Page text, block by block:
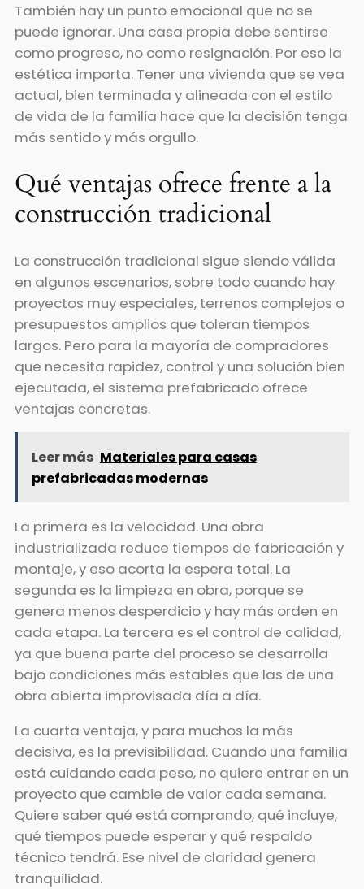
También hay un punto emocional que no se
puede ignorar. Una casa propia debe sentirse
como progreso, no como resignación. Por eso la
estética importa. Tener una vivienda que se vea
actual, bien terminada y alineada con el estilo
de vida de la familia hace que la decisión tenga
más sentido y más orgullo.
Qué ventajas ofrece frente a la
construcción tradicional
La construcción tradicional sigue siendo válida
en algunos escenarios, sobre todo cuando hay
proyectos muy especiales, terrenos complejos o
presupuestos amplios que toleran tiempos
largos. Pero para la mayoría de compradores
que necesita rapidez, control y una solución bien
ejecutada, el sistema prefabricado ofrece
ventajas concretas.
Leer más Materiales para casas
prefabricadas modernas
La primera es la velocidad. Una obra
industrializada reduce tiempos de fabricación y
montaje, y eso acorta la espera total. La
segunda es la limpieza en obra, porque se
genera menos desperdicio y hay más orden en
cada etapa. La tercera es el control de calidad,
ya que buena parte del proceso se desarrolla
bajo condiciones más estables que las de una
obra abierta improvisada día a día.
La cuarta ventaja, y para muchos la más
decisiva, es la previsibilidad. Cuando una familia
está cuidando cada peso, no quiere entrar en un
proyecto que cambie de valor cada semana.
Quiere saber qué está comprando, qué incluye,
qué tiempos puede esperar y qué respaldo
técnico tendrá. Ese nivel de claridad genera
tranquilidad.